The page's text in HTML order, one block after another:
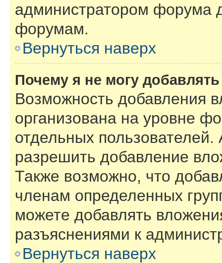
администратором форума
форумам.
Вернуться наверх
Почему я не могу
Возможность добавления
организована на уровне
отдельных
разрешить добавление
Также возможно, что
членам определенных
можете добавлять
разъяснениями к
Вернуться наверх